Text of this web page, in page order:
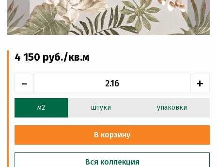
4 150 руб./кв.м
- +
м2 штуки упаковки
В корзину
Вся коллекция